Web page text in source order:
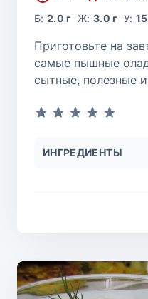
Б:2.0 г Ж: 3.0 г У:
Приготовьте на
самые пышные
сытные, полезные
ИНГРЕДИЕНТЫ